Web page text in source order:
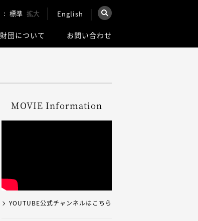
標準 拡大 English
×
財団について お問い合わせ
MOVIE Information
YOUTUBE公式チャンネルはこちら